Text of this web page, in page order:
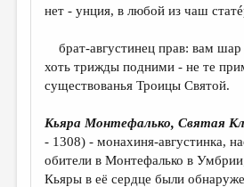
КУЛЬТУРОВЕДЕНИЕ
ПУБЛИЦИСТИКА
РЕЦЕНЗИРОВАНИЕ
ТРЕДИАКОВСКИЙ
МЕДИА
нет - унция, в любой из чаш
брат-августинец прав: вам
хоть трижды подними - не те
существованья Троицы Святой.
Кьяра Монтефалько, Святая
- 1308) - монахиня-августинка,
обители в Монтефалько в
Кьяры в её сердце были